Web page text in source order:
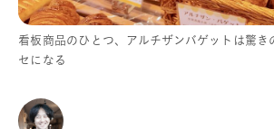
看板商品のひとつ、アルチザンバゲットは驚き
セになる